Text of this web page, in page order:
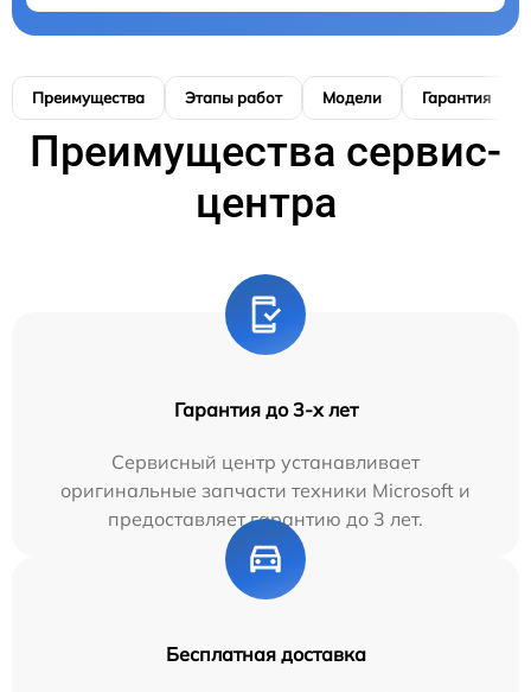
Преимущества Этапы работ Модели Гарантия
Преимущества сервис-
центра
Гарантия до 3-х лет
Сервисный центр устанавливает
оригинальные запчасти техники Microsoft и
предоставляет гарантию до 3 лет.
Бесплатная доставка